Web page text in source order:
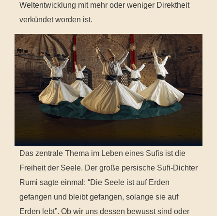
Weltentwicklung mit mehr oder weniger Direktheit
verkündet worden ist.
Das zentrale Thema im Leben eines Sufis ist die
Freiheit der Seele. Der große persische Sufi-Dichter
Rumi sagte einmal: “Die Seele ist auf Erden
gefangen und bleibt gefangen, solange sie auf
Erden lebt”. Ob wir uns dessen bewusst sind oder